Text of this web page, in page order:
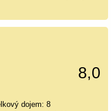
8,0
dojem: 8